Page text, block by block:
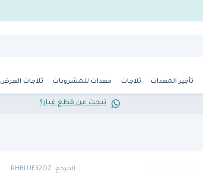
تأجير المعدات ثلاجات معدات للمشروبات ثلاجات العرض
تبحث عن قطع غيار؟
المرجع: RHBLUE32OZ